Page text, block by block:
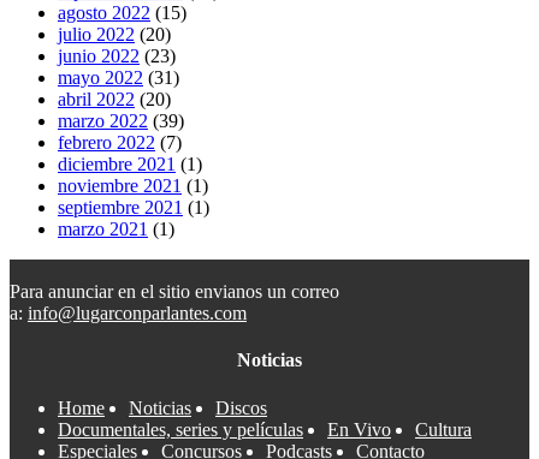
agosto 2022 (15)
julio 2022 (20)
junio 2022 (23)
mayo 2022 (31)
abril 2022 (20)
marzo 2022 (39)
febrero 2022 (7)
diciembre 2021 (1)
noviembre 2021 (1)
septiembre 2021 (1)
marzo 2021 (1)
Para anunciar en el sitio envianos un correo
a: info@lugarconparlantes.com
Noticias
Home Noticias
Discos
Documentales, series y películas
En Vivo
Cultura
Especiales
Concursos Podcasts Contacto